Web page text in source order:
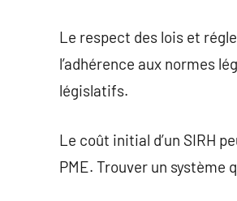
Le respect des lois et
l’adhérence aux normes
législatifs.
Le coût initial d’un SIRH
PME. Trouver un